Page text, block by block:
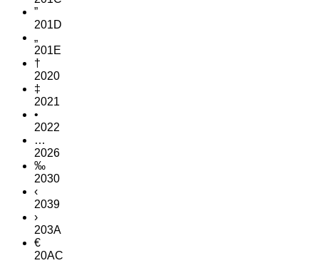
”
201D
„
201E
†
2020
‡
2021
•
2022
…
2026
‰
2030
‹
2039
›
203A
€
20AC